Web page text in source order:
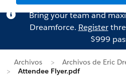
Bring your team and
Dreamforce. Register
$999
Archivos
Archivos de Eric
Attendee Flyer.pdf